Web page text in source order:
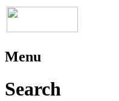
Menu
Search